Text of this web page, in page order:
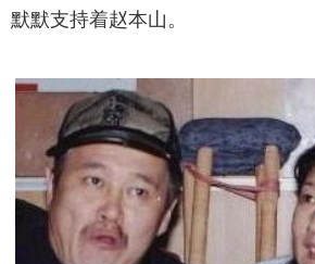
默默支持着赵本山。